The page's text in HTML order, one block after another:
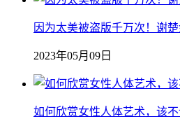
因为太美被盗版千万次！谢
2023年05月09日
如何欣赏女性人体艺术，该不